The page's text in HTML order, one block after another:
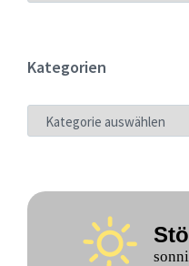
Kategorien
KATEGORIEN